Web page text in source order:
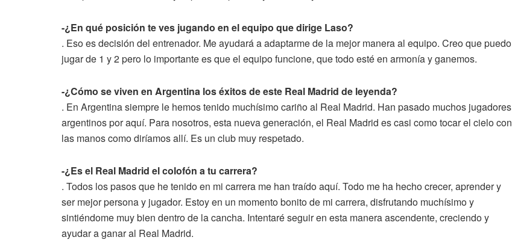
-¿En qué posición te ves jugando en el equipo que dirige Laso?
. Eso es decisión del entrenador. Me ayudará a adaptarme de la mejor manera al equipo. Creo que puedo
jugar de 1 y 2 pero lo importante es que el equipo funcione, que todo esté en armonía y ganemos.
-¿Cómo se viven en Argentina los éxitos de este Real Madrid de leyenda?
. En Argentina siempre le hemos tenido muchísimo cariño al Real Madrid. Han pasado muchos jugadores
argentinos por aquí. Para nosotros, esta nueva generación, el Real Madrid es casi como tocar el cielo con
las manos como diríamos allí. Es un club muy respetado.
-¿Es el Real Madrid el colofón a tu carrera?
. Todos los pasos que he tenido en mi carrera me han traído aquí. Todo me ha hecho crecer, aprender y
ser mejor persona y jugador. Estoy en un momento bonito de mi carrera, disfrutando muchísimo y
sintiéndome muy bien dentro de la cancha. Intentaré seguir en esta manera ascendente, creciendo y
ayudar a ganar al Real Madrid.